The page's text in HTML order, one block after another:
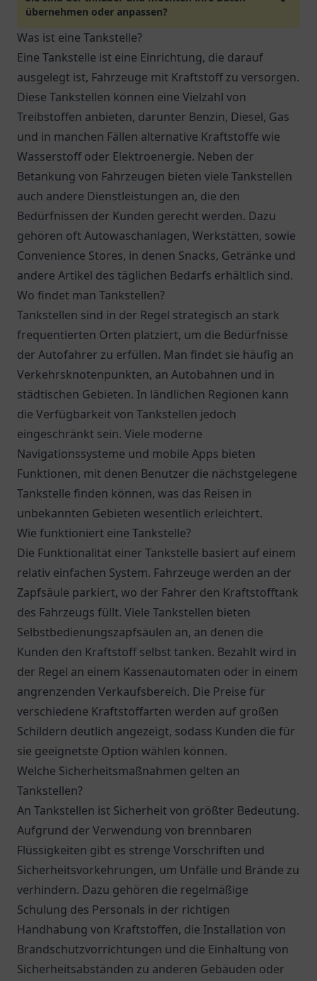
übernehmen oder anpassen?
Was ist eine Tankstelle?
Eine Tankstelle ist eine Einrichtung, die darauf
ausgelegt ist, Fahrzeuge mit Kraftstoff zu versorgen.
Diese Tankstellen können eine Vielzahl von
Treibstoffen anbieten, darunter Benzin, Diesel, Gas
und in manchen Fällen alternative Kraftstoffe wie
Wasserstoff oder Elektroenergie. Neben der
Betankung von Fahrzeugen bieten viele Tankstellen
auch andere Dienstleistungen an, die den
Bedürfnissen der Kunden gerecht werden. Dazu
gehören oft Autowaschanlagen, Werkstätten, sowie
Convenience Stores, in denen Snacks, Getränke und
andere Artikel des täglichen Bedarfs erhältlich sind.
Wo findet man Tankstellen?
Tankstellen sind in der Regel strategisch an stark
frequentierten Orten platziert, um die Bedürfnisse
der Autofahrer zu erfüllen. Man findet sie häufig an
Verkehrsknotenpunkten, an Autobahnen und in
städtischen Gebieten. In ländlichen Regionen kann
die Verfügbarkeit von Tankstellen jedoch
eingeschränkt sein. Viele moderne
Navigationssysteme und mobile Apps bieten
Funktionen, mit denen Benutzer die nächstgelegene
Tankstelle finden können, was das Reisen in
unbekannten Gebieten wesentlich erleichtert.
Wie funktioniert eine Tankstelle?
Die Funktionalität einer Tankstelle basiert auf einem
relativ einfachen System. Fahrzeuge werden an der
Zapfsäule parkiert, wo der Fahrer den Kraftstofftank
des Fahrzeugs füllt. Viele Tankstellen bieten
Selbstbedienungszapfsäulen an, an denen die
Kunden den Kraftstoff selbst tanken. Bezahlt wird in
der Regel an einem Kassenautomaten oder in einem
angrenzenden Verkaufsbereich. Die Preise für
verschiedene Kraftstoffarten werden auf großen
Schildern deutlich angezeigt, sodass Kunden die für
sie geeignetste Option wählen können.
Welche Sicherheitsmaßnahmen gelten an
Tankstellen?
An Tankstellen ist Sicherheit von größter Bedeutung.
Aufgrund der Verwendung von brennbaren
Flüssigkeiten gibt es strenge Vorschriften und
Sicherheitsvorkehrungen, um Unfälle und Brände zu
verhindern. Dazu gehören die regelmäßige
Schulung des Personals in der richtigen
Handhabung von Kraftstoffen, die Installation von
Brandschutzvorrichtungen und die Einhaltung von
Sicherheitsabständen zu anderen Gebäuden oder